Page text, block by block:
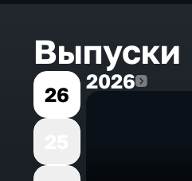
Выпуски
26
20262026